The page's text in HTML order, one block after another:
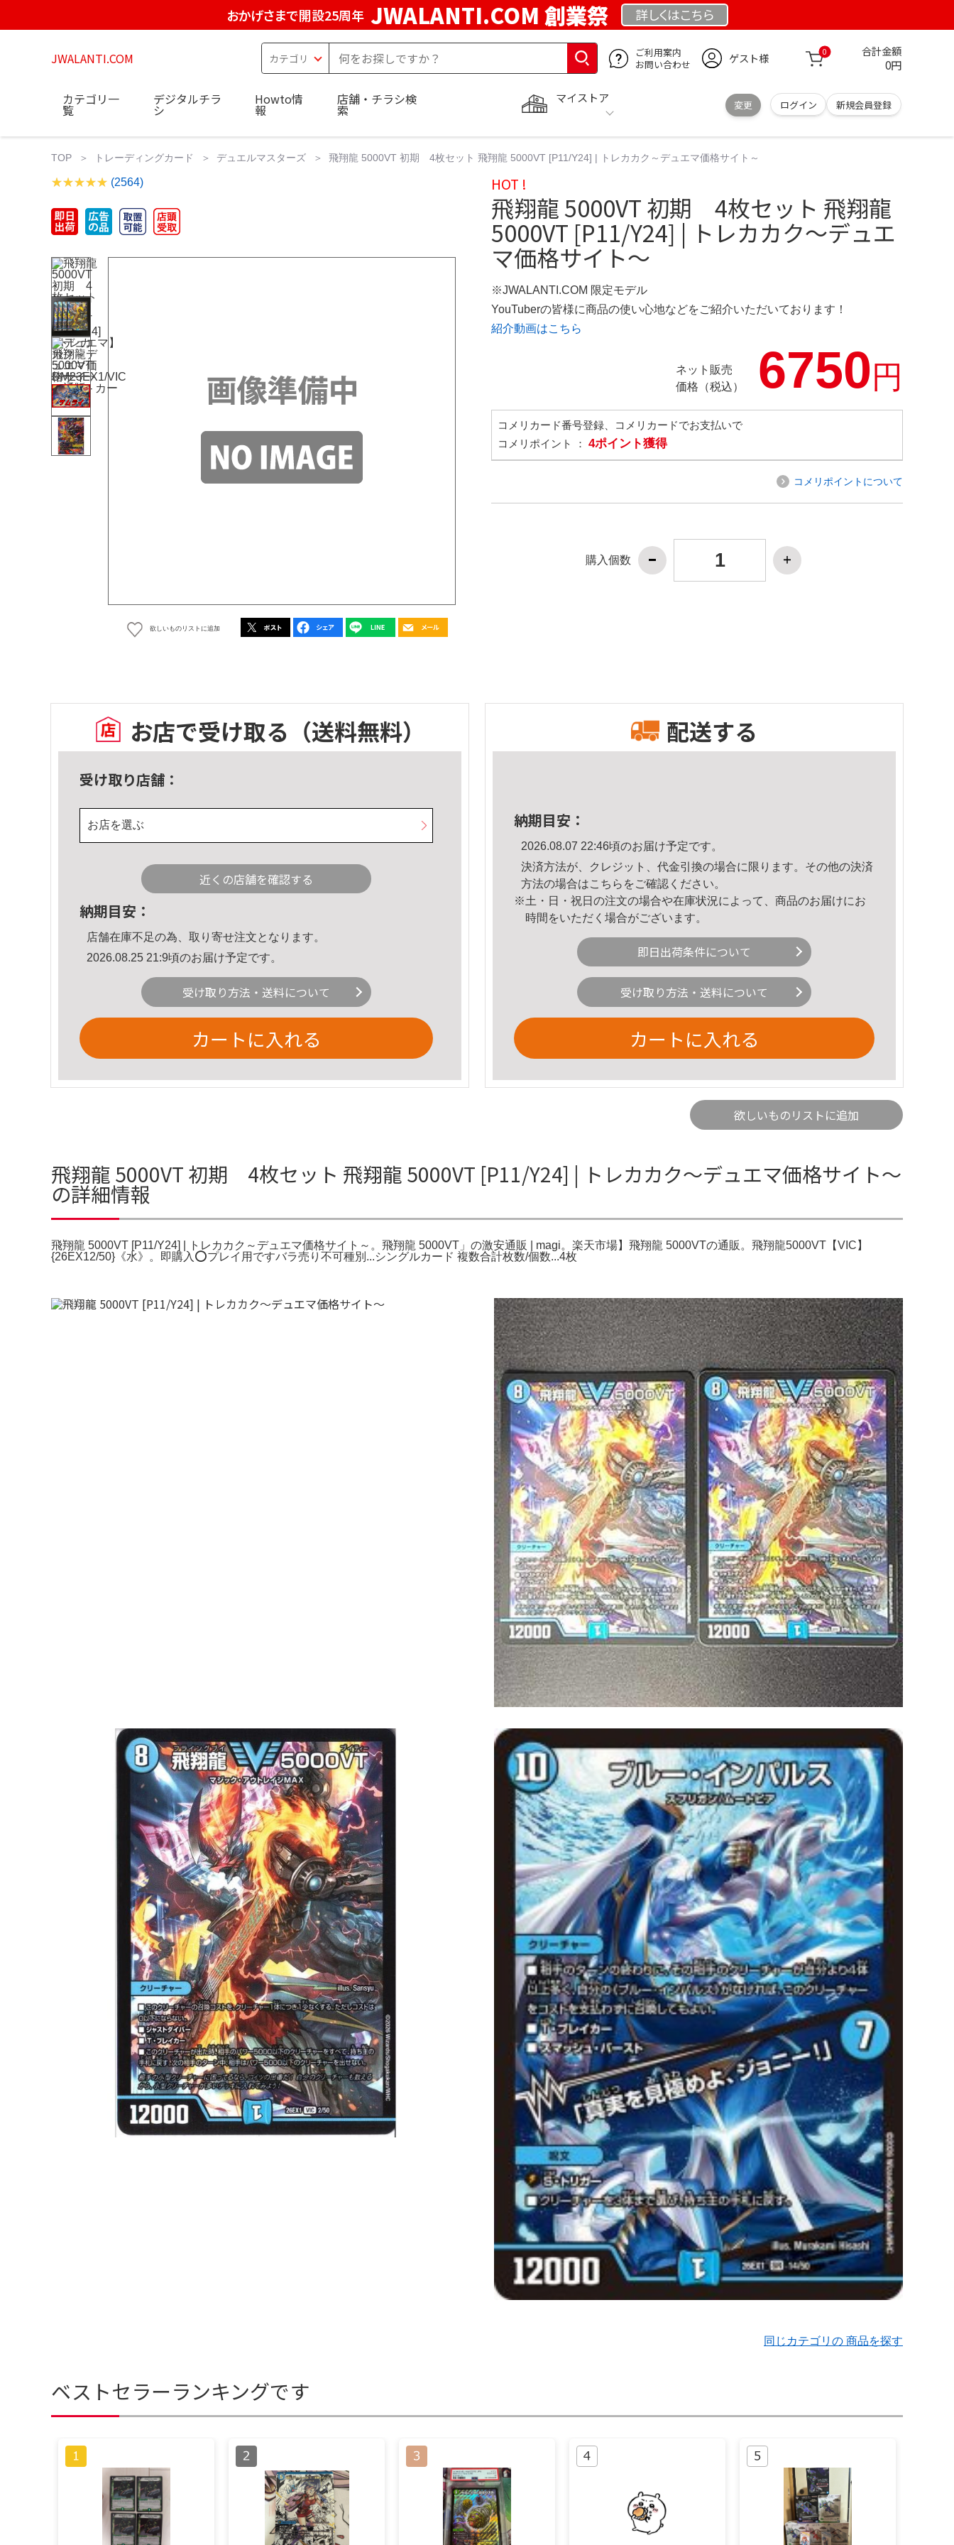
おかげさまで開設25周年 JWALANTI.COM 創業祭 詳しくはこちら
JWALANTI.COM
ご利用案内
お問い合わせ
ゲスト様 0 合計金額
0円
マイストア
変更 ログイン 新規会員登録
カテゴリ一
覧
デジタルチラ
シ
Howto情
報
店舗・チラシ検
索
TOP トレーディングカード デュエルマスターズ 飛翔龍 5000VT 初期 4枚セット 飛翔龍 5000VT [P11/Y24] | トレカカク～デュエマ価格サイト～
(2564)
欲しいものリストに追加
HOT !
飛翔龍 5000VT 初期 4枚セット 飛翔龍
5000VT [P11/Y24] | トレカカク～デュエ
マ価格サイト～
※JWALANTI.COM 限定モデル
YouTuberの皆様に商品の使い心地などをご紹介いただいております！
紹介動画はこちら
ネット販売
価格（税込）
6750円
コメリカード番号登録、コメリカードでお支払いで
コメリポイント ： 4ポイント獲得
コメリポイントについて
購入個数
お店で受け取る （送料無料）
受け取り店舗：
お店を選ぶ
近くの店舗を確認する
納期目安：
店舗在庫不足の為、取り寄せ注文となります。
2026.08.25 21:9頃のお届け予定です。
受け取り方法・送料について
カートに入れる
配送する
納期目安：
2026.08.07 22:46頃のお届け予定です。
決済方法が、クレジット、代金引換の場合に限ります。その他の決済
方法の場合はこちら をご確認ください。
※土・日・祝日の注文の場合や在庫状況によって、商品のお届けにお
時間をいただく場合がございます。
即日出荷条件について
受け取り方法・送料について
カートに入れる
欲しいものリストに追加
飛翔龍 5000VT 初期 4枚セット 飛翔龍 5000VT [P11/Y24] | トレカカク～デュエマ価格サイト～
の詳細情報
飛翔龍 5000VT [P11/Y24] | トレカカク～デュエマ価格サイト～。飛翔龍 5000VT」の激安通販 | magi。楽天市場】飛翔龍 5000VTの通販。飛翔龍5000VT【VIC】
{26EX12/50}《水》。即購入⭕️プレイ用ですバラ売り不可種別...シングルカード 複数合計枚数/個数...4枚
同じカテゴリの 商品を探す
ベストセラーランキングです